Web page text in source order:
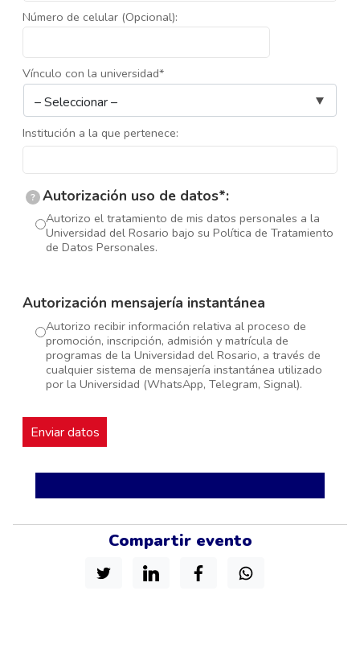
Número de celular (Opcional):
Vínculo con la universidad*
Institución a la que pertenece:
? Autorización uso de datos*:
Autorizo el tratamiento de mis datos personales a la
Universidad del Rosario bajo su Política de Tratamiento
de Datos Personales.
Autorización mensajería instantánea
Autorizo recibir información relativa al proceso de
promoción, inscripción, admisión y matrícula de
programas de la Universidad del Rosario, a través de
cualquier sistema de mensajería instantánea utilizado
por la Universidad (WhatsApp, Telegram, Signal).
Compartir evento